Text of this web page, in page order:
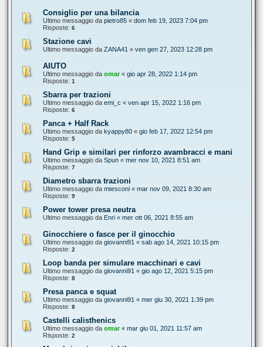
Consiglio per una bilancia
Ultimo messaggio da pietro85 « dom feb 19, 2023 7:04 pm
Risposte: 6
Stazione cavi
Ultimo messaggio da ZANA41 « ven gen 27, 2023 12:28 pm
AIUTO
Ultimo messaggio da omar« gio apr 28, 2022 1:14 pm
Risposte: 1
Sbarra per trazioni
Ultimo messaggio da emi_c « ven apr 15, 2022 1:16 pm
Risposte: 6
Panca + Half Rack
Ultimo messaggio da kyappy80 « gio feb 17, 2022 12:54 pm
Risposte: 5
Hand Grip e similari per rinforzo avambracci e mani
Ultimo messaggio da Spun « mer nov 10, 2021 8:51 am
Risposte: 7
Diametro sbarra trazioni
Ultimo messaggio da mtesconi « mar nov 09, 2021 8:30 am
Risposte: 9
Power tower presa neutra
Ultimo messaggio da Enri « mer ott 06, 2021 8:55 am
Ginocchiere o fasce per il ginocchio
Ultimo messaggio da giovanni91 « sab ago 14, 2021 10:15 pm
Risposte: 2
Loop banda per simulare macchinari e cavi
Ultimo messaggio da giovanni91 « gio ago 12, 2021 5:15 pm
Risposte: 8
Presa panca e squat
Ultimo messaggio da giovanni91 « mer giu 30, 2021 1:39 pm
Risposte: 8
Castelli calisthenics
Ultimo messaggio da omar« mar giu 01, 2021 11:57 am
Risposte: 2